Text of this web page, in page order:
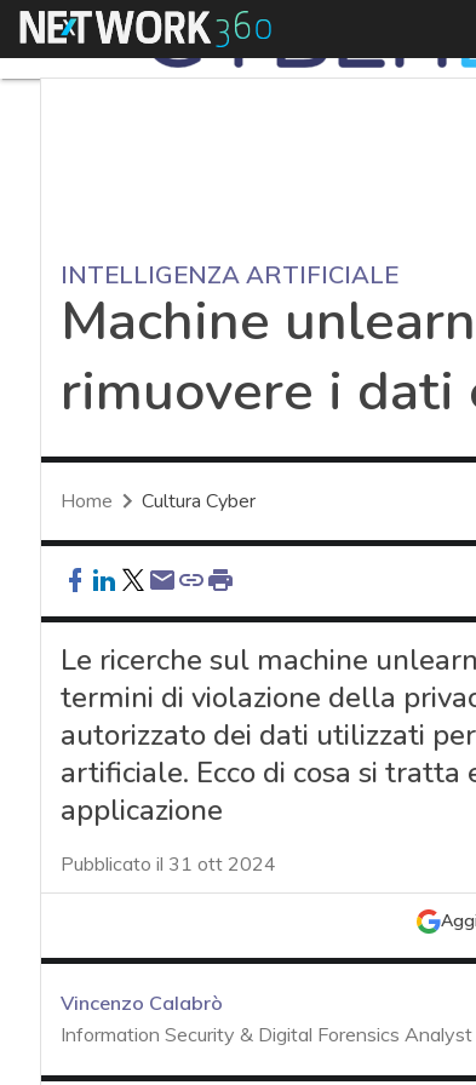
Menu
INTELLIGENZA ARTIFICIALE
Machine
rimuovere i
Home Cultura Cyber
Le ricerche sul machine
termini di violazione della
autorizzato dei dati utilizzati
artificiale. Ecco di cosa si
applicazione
Pubblicato il 31 ott 2024
Vincenzo Calabrò
Information Security & Digital Forensics